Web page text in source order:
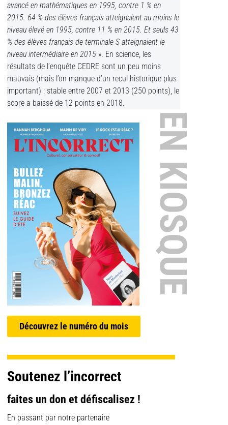
avancé en mathématiques en 1995, contre 1 % en
2015. 64 % des élèves français atteignaient au moins le
niveau élevé en 1995, contre 11 % en 2015. Et seuls 43
% des élèves français de terminale S atteignaient le
niveau intermédiaire en 2015 ». En science, les
résultats de l’enquête CEDRE sont un peu moins
mauvais (mais l’on manque d’un recul historique plus
important) : stable entre 2007 et 2013 (250 points), le
score a baissé de 12 points en 2018.
EN KIOSQUE
Découvrez le numéro du mois
Soutenez l’incorrect
faites un don et défiscalisez !
En passant par notre partenaire